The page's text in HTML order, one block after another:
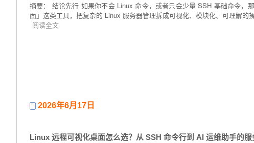
摘要： 结论先行 如果你不会 Linux 命令，或者只会少量 SSH 基础命令，
面」这类工具，把复杂的 Linux 服务器管理拆成可视化、模块化、可理解
阅读全文
2026年6月17日
Linux 远程可视化桌面怎么选？从 SSH 命令行到 AI 运维助手的